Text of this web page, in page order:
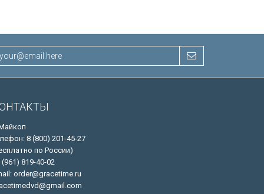
8 (800) 201-45-27
по России)
(961) 819-40-02
order@gracetime.ru